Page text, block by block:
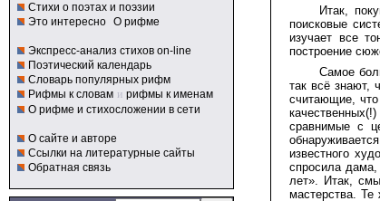
Стихи о поэтах и поэзии
Это интересно О рифме
Экспресс-анализ стихов on-line
Поэтический календарь
Словарь популярных рифм
Рифмы к словам и рифмы к именам
О рифме и стихосложении в сети
О сайте и авторе
Ссылки на литературные сайты
Обратная связь
Итак,
поисковые
изучает все
построение
Самое
так всё знают,
считающие, что
сравнимые с
известного
спросила
лет». Итак,
мастерства.